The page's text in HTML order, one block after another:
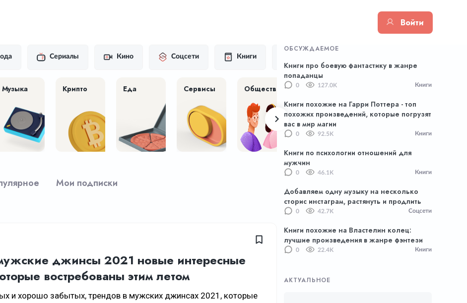
Войти
Сериалы Кино Соцсети Книги
Музыка Крипто Еда Сервисы Общество Хенд Мейд
Мои подписки
джинсы 2021 новые интересные
востребованы этим летом
и хорошо забытых, трендов в мужских джинсах 2021, которые
ОБСУЖДАЕМОЕ
Книги про боевую фантастику в жанре
попаданцы
0 127.0K Книги
Книги похожие на Гарри Поттера - топ
похожих произведений, которые погрузят
вас в мир магии
0 92.5K Книги
Книги по психологии отношений для
мужчин
0 46.1K Книги
Добавляем одну музыку на несколько
сторис инстаграм, растянуть и продлить
0 42.7K Соцсети
Книги похожие на Властелин колец:
лучшие произведения в жанре фэнтези
0 22.4K Книги
АКТУАЛЬНОЕ